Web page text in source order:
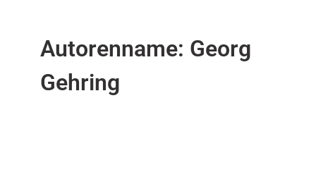
Autorenname: Georg
Gehring